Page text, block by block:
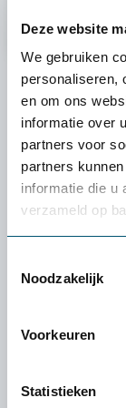
Deze website
We gebruiken
personaliseren,
en om ons
informatie over
partners voor
partners
informatie die u
verzameld op
Noodzakelijk
Voorkeuren
Statistieken
Heb je een
van onze
Heb je een
hoe wij jou